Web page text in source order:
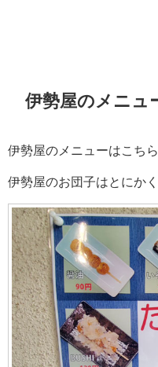
伊勢屋のメニュ
伊勢屋のメニューはこちら
伊勢屋のお団子はとにか